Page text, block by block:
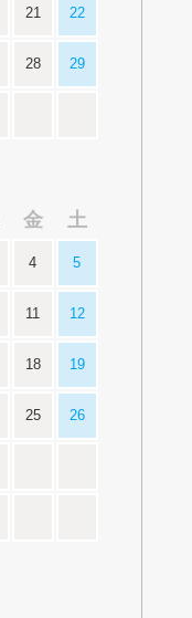
21 22
28 29
金 土
4 5
11 12
18 19
25 26